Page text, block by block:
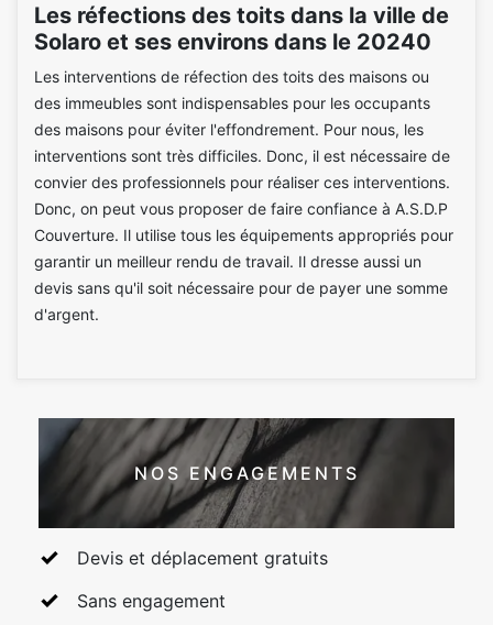
Les réfections des toits dans la ville de
Solaro et ses environs dans le 20240
Les interventions de réfection des toits des maisons ou
des immeubles sont indispensables pour les occupants
des maisons pour éviter l'effondrement. Pour nous, les
interventions sont très difficiles. Donc, il est nécessaire de
convier des professionnels pour réaliser ces interventions.
Donc, on peut vous proposer de faire confiance à A.S.D.P
Couverture. Il utilise tous les équipements appropriés pour
garantir un meilleur rendu de travail. Il dresse aussi un
devis sans qu'il soit nécessaire pour de payer une somme
d'argent.
NOS ENGAGEMENTS
Devis et déplacement gratuits
Sans engagement